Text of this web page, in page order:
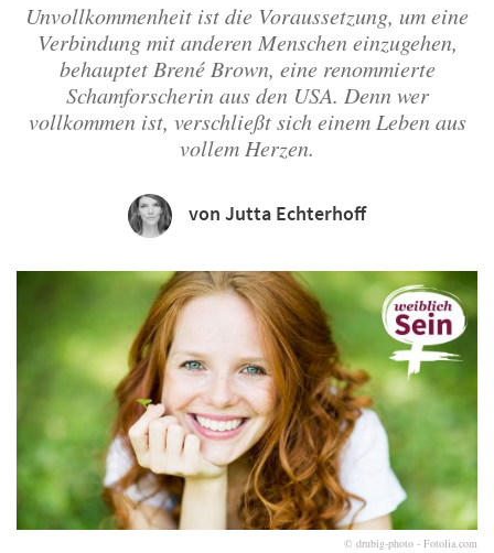
Unvollkommenheit ist die Voraussetzung, um eine
Verbindung mit anderen Menschen einzugehen,
behauptet Brené Brown, eine renommierte
Schamforscherin aus den USA. Denn wer
vollkommen ist, verschließt sich einem Leben aus
vollem Herzen.
von Jutta Echterhoff
© drubig-photo - Fotolia.com